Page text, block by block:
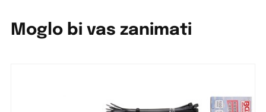
Moglo bi vas zanimati